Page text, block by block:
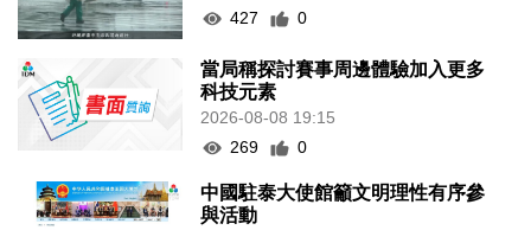
427
0
當局稱探討賽事周邊體驗加入更多
科技元素
2026-08-08 19:15
269
0
中國駐泰大使館籲文明理性有序參
與活動